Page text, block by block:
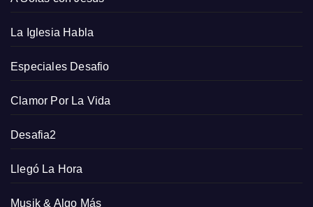
La Iglesia Habla
Especiales Desafio
Clamor Por La Vida
Desafia2
Llegó La Hora
Musik & Algo Más